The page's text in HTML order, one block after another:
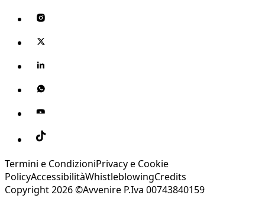
Termini e CondizioniPrivacy e Cookie
PolicyAccessibilitàWhistleblowingCredits
Copyright 2026 ©Avvenire P.Iva 00743840159